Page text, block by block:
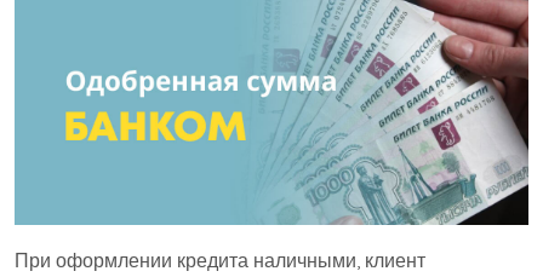
При оформлении кредита наличными, клиент